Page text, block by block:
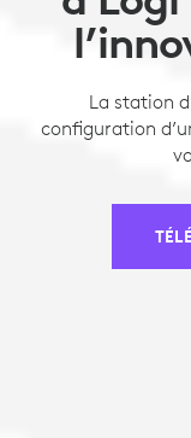
La station
configuration